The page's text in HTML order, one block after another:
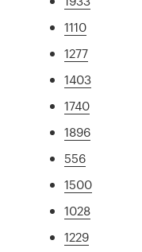
1110
1277
1403
1740
1896
556
1500
1028
1229